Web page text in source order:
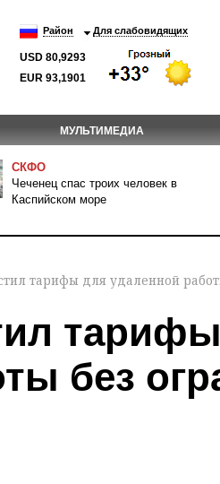
Район Для слабовидящих
USD 80,9293
EUR 93,1901
МУЛЬТИМЕДИА
СКФО
Чеченец спас троих человек в
Каспийском море
тарифы для удаленной
без